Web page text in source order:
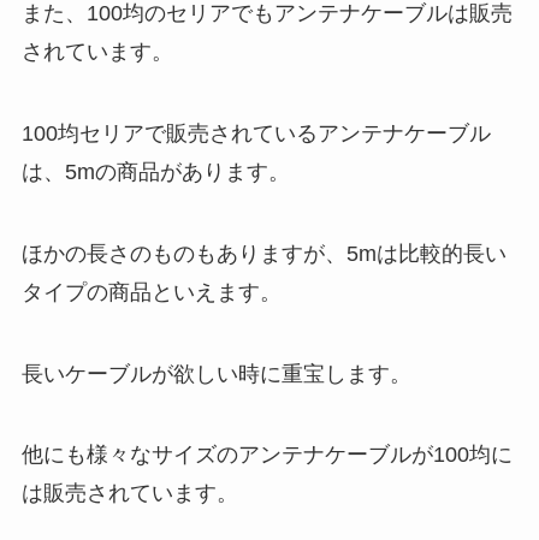
また、100均のセリアでもアンテナケーブルは販売
されています。
100均セリアで販売されているアンテナケーブル
は、5mの商品があります。
ほかの長さのものもありますが、5mは比較的長い
タイプの商品といえます。
長いケーブルが欲しい時に重宝します。
他にも様々なサイズのアンテナケーブルが100均に
は販売されています。